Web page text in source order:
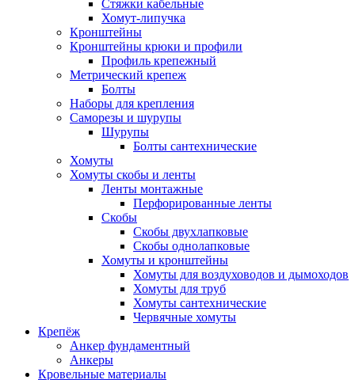
Стяжки кабельные
Хомут-липучка
Кронштейны
Кронштейны крюки и профили
Профиль крепежный
Метрический крепеж
Болты
Наборы для крепления
Саморезы и шурупы
Шурупы
Болты сантехнические
Хомуты
Хомуты скобы и ленты
Ленты монтажные
Перфорированные ленты
Скобы
Скобы двухлапковые
Скобы однолапковые
Хомуты и кронштейны
Хомуты для воздуховодов и дымоходов
Хомуты для труб
Хомуты сантехнические
Червячные хомуты
Крепёж
Анкер фундаментный
Анкеры
Кровельные материалы